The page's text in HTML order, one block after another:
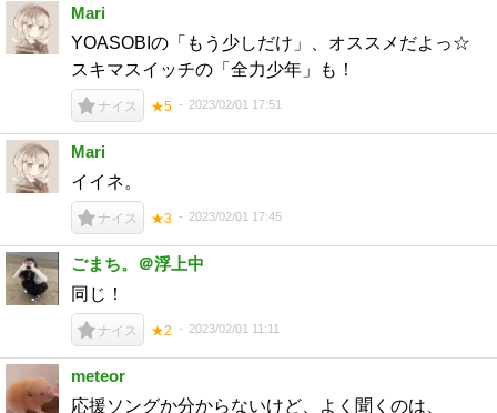
Mari
YOASOBIの「もう少しだけ」、オススメだよっ☆
スキマスイッチの「全力少年」も！
ナイス ★5 2023/02/01 17:51
Mari
イイネ。
ナイス ★3 2023/02/01 17:45
ごまち。＠浮上中
同じ！
ナイス ★2 2023/02/01 11:11
meteor
応援ソングか分からないけど、よく聞くのは、